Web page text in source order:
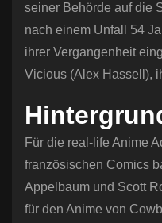
seiner Behörde auf die
nach einem Unfall 54
ihrer Vergangenheit
Vicious (Alex Hassell),
Für die real-life Anime
französischen Comics
Appelbaum und Scott
für den Anime von